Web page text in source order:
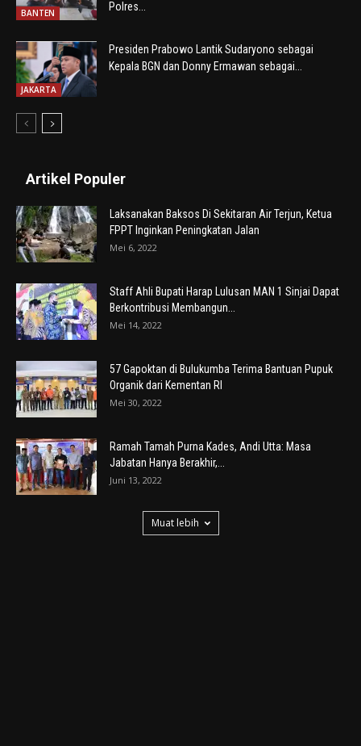
BANTEN
Polres...
JAKARTA
Presiden Prabowo Lantik Sudaryono sebagai
Kepala BGN dan Donny Ermawan sebagai...
Artikel Populer
Laksanakan Baksos Di Sekitaran Air Terjun, Ketua
FPPT Inginkan Peningkatan Jalan
Mei 6, 2022
Staff Ahli Bupati Harap Lulusan MAN 1 Sinjai Dapat
Berkontribusi Membangun...
Mei 14, 2022
57 Gapoktan di Bulukumba Terima Bantuan Pupuk
Organik dari Kementan RI
Mei 30, 2022
Ramah Tamah Purna Kades, Andi Utta: Masa
Jabatan Hanya Berakhir,...
Juni 13, 2022
Muat lebih